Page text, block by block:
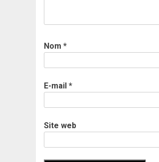
Nom *
E-mail *
Site web